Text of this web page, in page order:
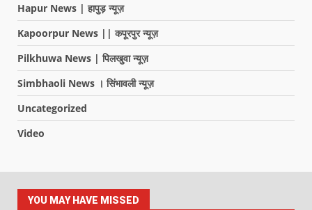
Hapur News | हापुड़ न्यूज़
Kapoorpur News || कपूरपुर न्यूज़
Pilkhuwa News | पिलखुवा न्यूज़
Simbhaoli News । सिंभावली न्यूज़
Uncategorized
Video
YOU MAY HAVE MISSED